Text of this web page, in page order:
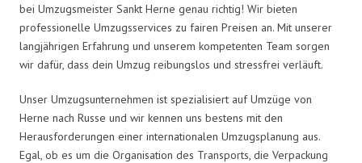
bei Umzugsmeister Sankt Herne genau richtig! Wir bieten
professionelle Umzugsservices zu fairen Preisen an. Mit unserer
langjährigen Erfahrung und unserem kompetenten Team sorgen
wir dafür, dass dein Umzug reibungslos und stressfrei verläuft.
Unser Umzugsunternehmen ist spezialisiert auf Umzüge von
Herne nach Russe und wir kennen uns bestens mit den
Herausforderungen einer internationalen Umzugsplanung aus.
Egal, ob es um die Organisation des Transports, die Verpackung